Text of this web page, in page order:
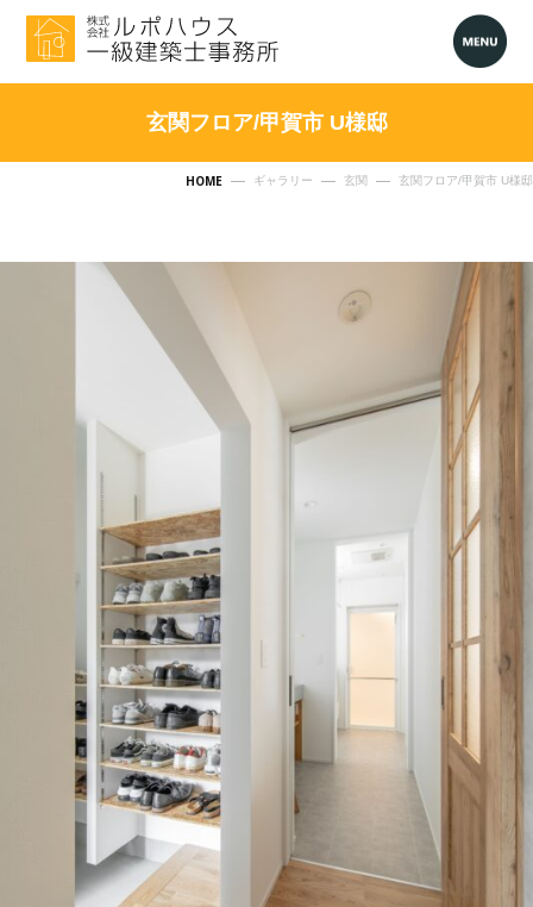
HOME ギャラリー 玄関 玄関フロア/甲賀市 U様邸
玄関フロア/甲賀市 U様邸